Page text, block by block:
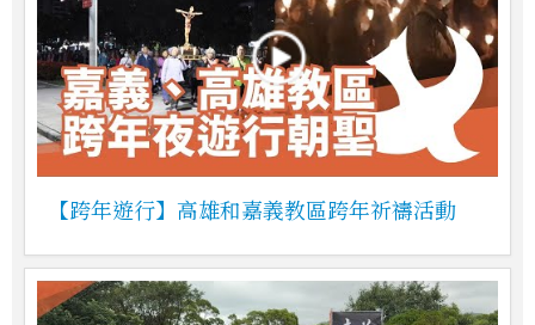
【跨年遊行】高雄和嘉義教區跨年祈禱活動